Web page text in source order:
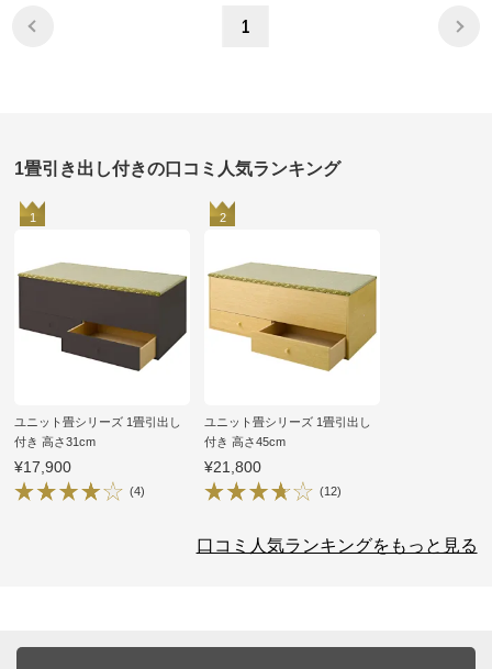
1
1畳引き出し付きの口コミ人気ランキング
1
ユニット畳シリーズ 1畳引出し
付き 高さ31cm
¥17,900
(4)
2
ユニット畳シリーズ 1畳引出し
付き 高さ45cm
¥21,800
(12)
口コミ人気ランキングをもっと見る